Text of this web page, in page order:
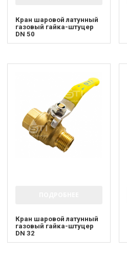
Кран шаровой латунный
газовый гайка-штуцер
DN 50
Кран шаровой латунный
газовый гайка-штуцер
DN 32